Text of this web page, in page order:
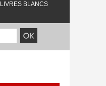
LIVRES BLANCS